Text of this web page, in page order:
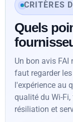
CRITÈRES
Quels
Un bon avis FAI
faut regarder
l'expérience au
qualité du Wi-
résiliation et